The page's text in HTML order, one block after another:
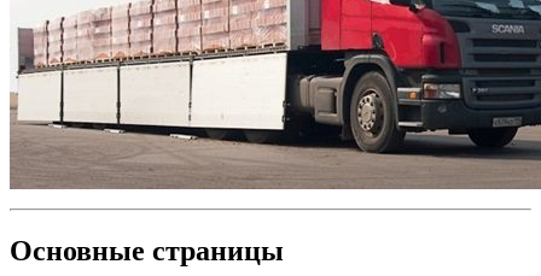
Основные страницы